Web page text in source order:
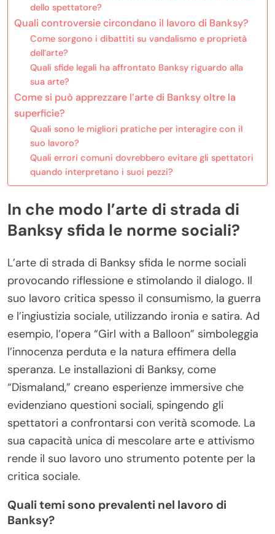
dello spettatore?
Quali controversie circondano il lavoro di Banksy?
Come sorgono i dibattiti su vandalismo e proprietà
dell’arte?
Quali sfide legali ha affrontato Banksy riguardo alla
sua arte?
Come si può apprezzare l’arte di Banksy oltre la
superficie?
Quali sono le migliori pratiche per interagire con il
suo lavoro?
Quali errori comuni dovrebbero evitare gli spettatori
quando interpretano i suoi pezzi?
In che modo l’arte di strada di
Banksy sfida le norme sociali?
L’arte di strada di Banksy sfida le norme sociali
provocando riflessione e stimolando il dialogo. Il
suo lavoro critica spesso il consumismo, la guerra
e l’ingiustizia sociale, utilizzando ironia e satira. Ad
esempio, l’opera “Girl with a Balloon” simboleggia
l’innocenza perduta e la natura effimera della
speranza. Le installazioni di Banksy, come
“Dismaland,” creano esperienze immersive che
evidenziano questioni sociali, spingendo gli
spettatori a confrontarsi con verità scomode. La
sua capacità unica di mescolare arte e attivismo
rende il suo lavoro uno strumento potente per la
critica sociale.
Quali temi sono prevalenti nel lavoro di
Banksy?